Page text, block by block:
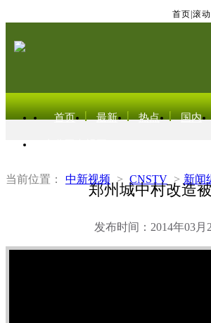
首页 滚动
首页 最新 热点 国内
当前位置： 中新视频 > CNSTV > 新闻
郑州城中村改造
发布时间：2014年03月